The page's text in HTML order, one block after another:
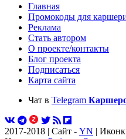
Главная
Промокоды для
Реклама
Стать автором
О проекте/контакты
Блог проекта
Подписаться
Карта сайта
Чат в Telegram
2017-2018 | Сайт - YN |